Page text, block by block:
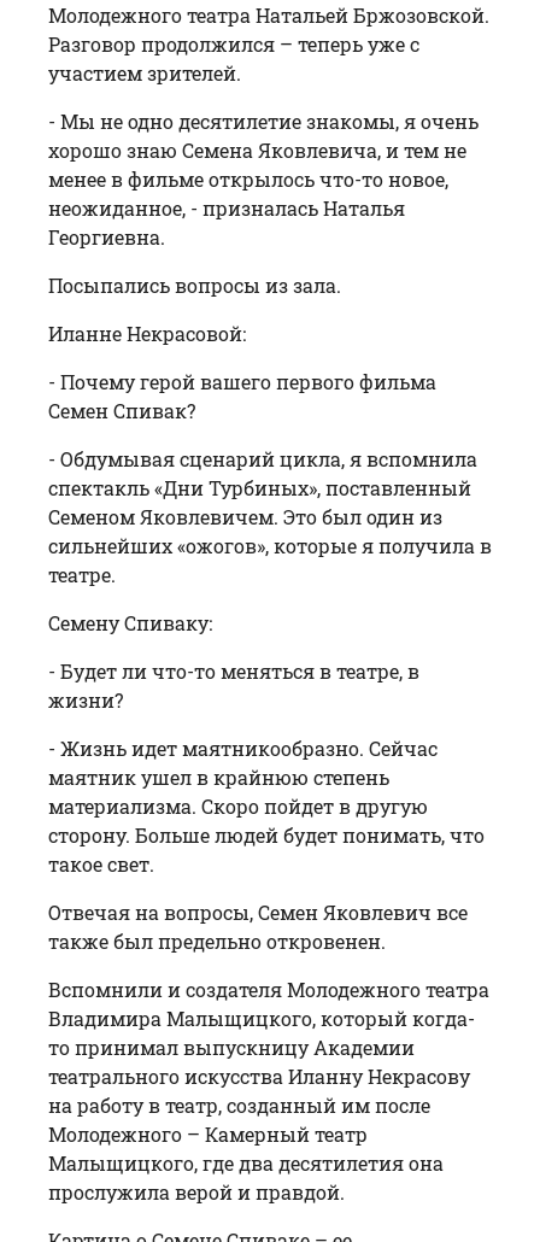
Молодежного театра Натальей Бржозовской.
Разговор продолжился – теперь уже с
участием зрителей.
- Мы не одно десятилетие знакомы, я очень
хорошо знаю Семена Яковлевича, и тем не
менее в фильме открылось что-то новое,
неожиданное, - призналась Наталья
Георгиевна.
Посыпались вопросы из зала.
Иланне Некрасовой:
- Почему герой вашего первого фильма
Семен Спивак?
- Обдумывая сценарий цикла, я вспомнила
спектакль «Дни Турбиных», поставленный
Семеном Яковлевичем. Это был один из
сильнейших «ожогов», которые я получила в
театре.
Семену Спиваку:
- Будет ли что-то меняться в театре, в
жизни?
- Жизнь идет маятникообразно. Сейчас
маятник ушел в крайнюю степень
материализма. Скоро пойдет в другую
сторону. Больше людей будет понимать, что
такое свет.
Отвечая на вопросы, Семен Яковлевич все
также был предельно откровенен.
Вспомнили и создателя Молодежного театра
Владимира Малыщицкого, который когда-
то принимал выпускницу Академии
театрального искусства Иланну Некрасову
на работу в театр, созданный им после
Молодежного – Камерный театр
Малыщицкого, где два десятилетия она
прослужила верой и правдой.